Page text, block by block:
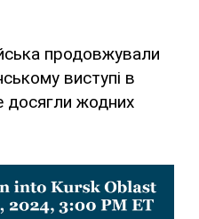
продовжували
виступі в
досягли жодних